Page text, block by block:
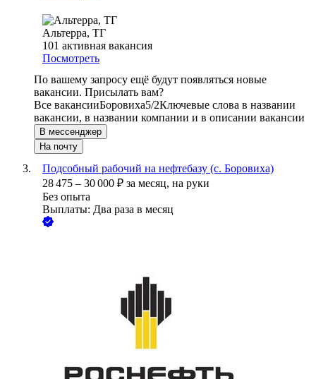
Альтерра, ТГ
101 активная вакансия
Посмотреть
По вашему запросу ещё будут появляться новые
вакансии. Присылать вам?
Все вакансииБоровиха5/2Ключевые слова в названии
вакансии, в названии компании и в описании вакансии
В мессенджер
На почту
Подсобный рабочий на нефтебазу (с. Боровиха)
28 475 – 30 000 ₽ за месяц, на руки
Без опыта
Выплаты: Два раза в месяц